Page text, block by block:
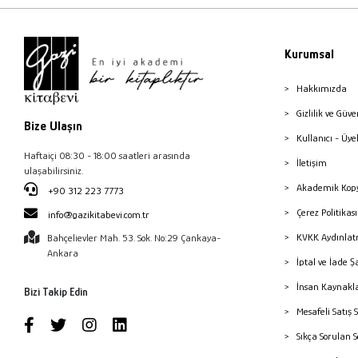
Bize Ulaşın
Haftaiçi 08:30 - 18:00 saatleri arasında
ulaşabilirsiniz.
+90 312 223 7773
info@gazikitabevi.com.tr
Bahçelievler Mah. 53. Sok. No:29 Çankaya-
Ankara
Bizi Takip Edin
Kurumsal
Hakkımızda
Gizlilik ve
Kullanıcı -
İletişim
Akademik
Çerez
KVKK
İptal ve İade
İnsan
Mesafeli Satış
Sıkça Sorulan